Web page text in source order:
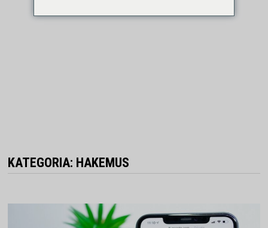
KATEGORIA: HAKEMUS